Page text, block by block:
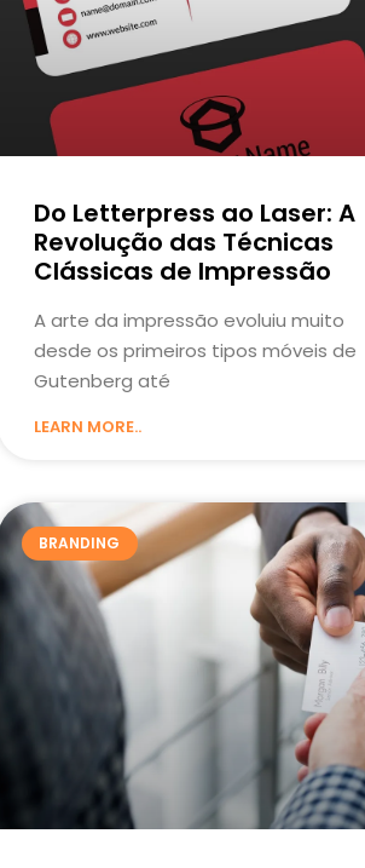
Do Letterpress ao Laser: A
Revolução das Técnicas
Clássicas de Impressão
A arte da impressão evoluiu muito
desde os primeiros tipos móveis de
Gutenberg até
LEARN MORE..
BRANDING